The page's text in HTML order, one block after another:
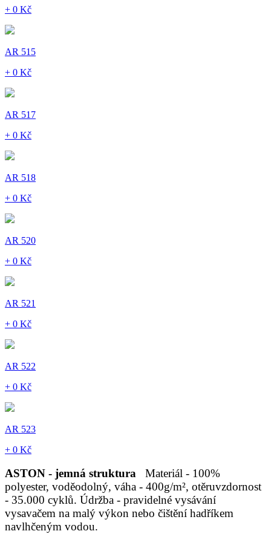
+ 0 Kč
AR 515
+ 0 Kč
AR 517
+ 0 Kč
AR 518
+ 0 Kč
AR 520
+ 0 Kč
AR 521
+ 0 Kč
AR 522
+ 0 Kč
AR 523
+ 0 Kč
ASTON - jemná struktura
Materiál - 100%
polyester, voděodolný, váha - 400g/m², otěruvzdornost
- 35.000 cyklů. Údržba - pravidelné vysávání
vysavačem na malý výkon nebo čištění hadříkem
navlhčeným vodou.